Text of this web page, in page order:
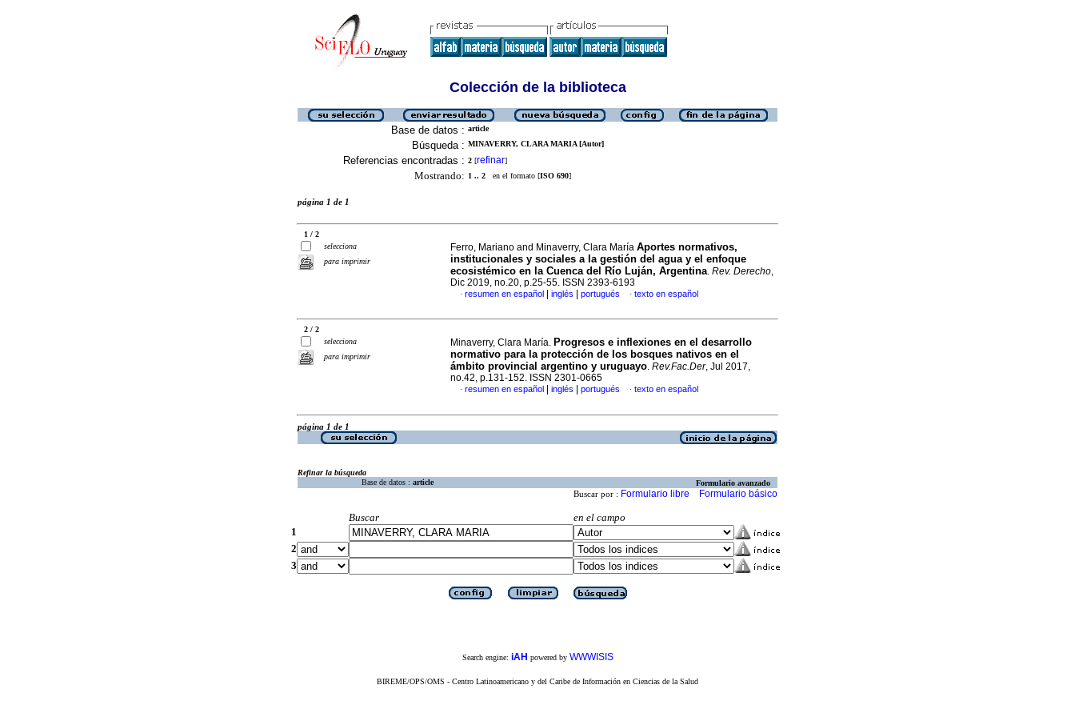
Colección de la biblioteca
Base de datos : article
Búsqueda : MINAVERRY, CLARA MARIA [Autor]
Referencias encontradas : 2 [refinar]
Mostrando: 1 .. 2 en el formato [ISO 690]
página 1 de 1
1 / 2
selecciona
para imprimir
Ferro, Mariano and Minaverry, Clara María Aportes normativos,
institucionales y sociales a la gestión del agua y el enfoque
ecosistémico en la Cuenca del Río Luján, Argentina. Rev. Derecho,
Dic 2019, no.20, p.25-55. ISSN 2393-6193
· resumen en español inglés portugués · texto en español
2 / 2
selecciona
para imprimir
Minaverry, Clara María. Progresos e inflexiones en el desarrollo
normativo para la protección de los bosques nativos en el
ámbito provincial argentino y uruguayo. Rev.Fac.Der, Jul 2017,
no.42, p.131-152. ISSN 2301-0665
· resumen en español inglés portugués · texto en español
página 1 de 1
Refinar la búsqueda
Base de datos : article Formulario avanzado
Buscar por : Formulario libre Formulario básico
Buscar
en el campo
1
2
3
Search engine: iAH powered by WWWISIS
BIREME/OPS/OMS - Centro Latinoamericano y del Caribe de Información en Ciencias de la Salud